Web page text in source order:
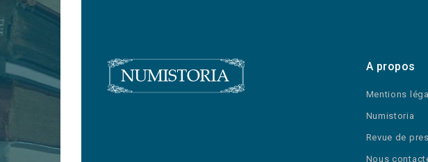
A propos
Mentions
Numistoria
Revue de
Nous